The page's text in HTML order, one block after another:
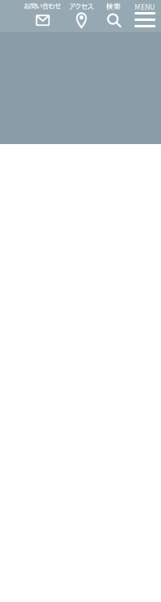
MENU
Access
Contact